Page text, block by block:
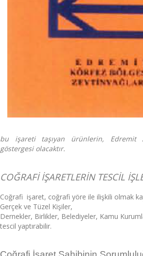
bu işareti taşıyan ürünlerin, Edremit
göstergesi olacaktır.
COĞRAFİ İŞARETLERİN TESCİL
Coğrafi işaret, coğrafi yöre ile ilişkili olmak
Gerçek ve Tüzel Kişiler,
Dernekler, Birlikler, Belediyeler, Kamu
tescil yaptırabilir.